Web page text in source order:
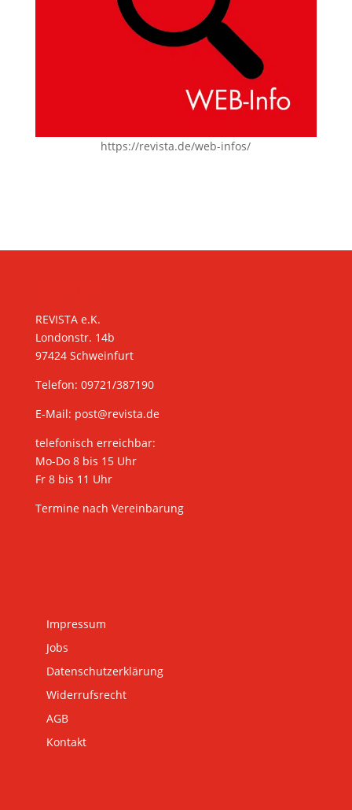
https://revista.de/web-infos/
REVISTA e.K.
Londonstr. 14b
97424 Schweinfurt
Telefon: 09721/387190
E-Mail: post@revista.de
telefonisch erreichbar:
Mo-Do 8 bis 15 Uhr
Fr 8 bis 11 Uhr
Termine nach Vereinbarung
Impressum
Jobs
Datenschutzerklärung
Widerrufsrecht
AGB
Kontakt